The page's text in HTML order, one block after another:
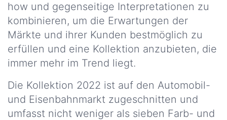
richtlinien
Unser
Engagement
Unsere
Zertifizierungen
Unsere
Niederlassungen
how und gegenseitige Interpretationen zu
kombinieren, um die Erwartungen der
Märkte und ihrer Kunden bestmöglich zu
erfüllen und eine Kollektion anzubieten, die
immer mehr im Trend liegt.
Die Kollektion 2022 ist auf den Automobil-
und Eisenbahnmarkt zugeschnitten und
umfasst nicht weniger als sieben Farb- und